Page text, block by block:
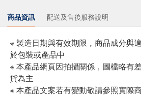
商品資訊 配送及售後服務說明
※ 製造日期與有效期限，商品成分與
於包裝或產品中
※ 本產品網頁因拍攝關係，圖檔略有
貨為主
※ 本產品文案若有變動敬請參照實際